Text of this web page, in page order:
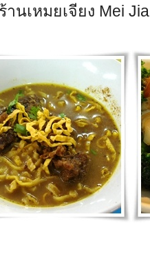
านเหมยเจียง Mei